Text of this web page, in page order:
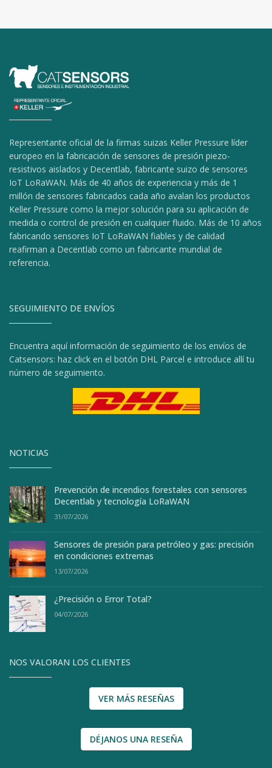
Representante oficial de la firmas suizas Keller Pressure líder
europeo en la fabricación de sensores de presión piezo-
resistivos aislados y Decentlab, fabricante suizo de sensores
IoT LoRaWAN. Más de 40 años de experiencia y más de 1
millón de sensores fabricados cada año avalan los productos
Keller Pressure como la mejor solución para su aplicación de
medida o control de presión en cualquier fluido. Más de 10 años
fabricando sensores IoT LoRaWAN fiables y de calidad
reafirman a Decentlab como un fabricante mundial de
referencia.
SEGUIMIENTO DE ENVÍOS
Encuentra aquí información de seguimiento de los envíos de
Catsensors: haz click en el botón DHL Parcel e introduce allí tu
número de seguimiento.
NOTICIAS
Prevención de incendios forestales con sensores
Decentlab y tecnología LoRaWAN
31/07/2026
Sensores de presión para petróleo y gas: precisión
en condiciones extremas
13/07/2026
¿Precisión o Error Total?
04/07/2026
NOS VALORAN LOS CLIENTES
VER MÁS RESEÑAS
DÉJANOS UNA RESEÑA